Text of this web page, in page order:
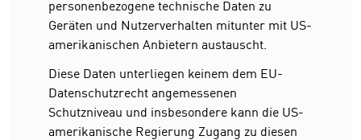
personenbezogene technische Daten zu
Geräten und Nutzerverhalten mitunter mit US-
amerikanischen Anbietern austauscht.
Diese Daten unterliegen keinem dem EU-
Datenschutzrecht angemessenen
Schutzniveau und insbesondere kann die US-
amerikanische Regierung Zugang zu diesen